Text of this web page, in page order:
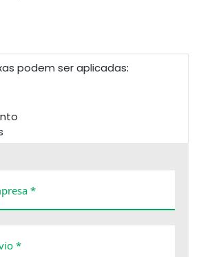
podem ser aplicadas:
*
*